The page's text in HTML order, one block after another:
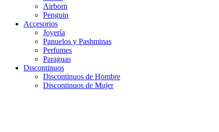
Airborn
Penguin
Accesorios
Joyería
Panuelos y Pashminas
Perfumes
Paraguas
Discontinuos
Discontinuos de Hombre
Discontinuos de Mujer